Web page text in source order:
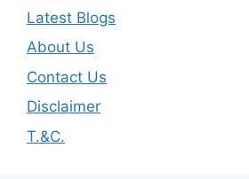
Latest Blogs
About Us
Contact Us
Disclaimer
T.&C.